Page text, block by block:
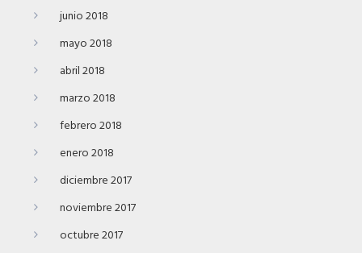
junio 2018
mayo 2018
abril 2018
marzo 2018
febrero 2018
enero 2018
diciembre 2017
noviembre 2017
octubre 2017